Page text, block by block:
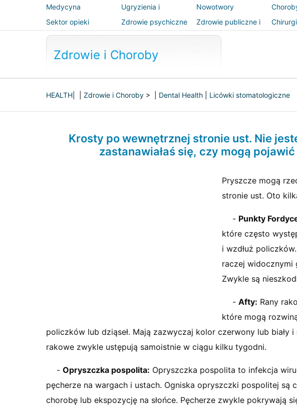
Medycyna
alternatywna
Ugryzienia i
użądlenia
Nowotwory
Sektor opieki
zdrowotnej
Zdrowie psychiczne
Zdrowie publiczne i
bezpieczeństwo
Zdrowie i Choroby
HEALTH Zdrowie i Choroby > | Dental Health Licówki stomatologiczne
Krosty po wewnętrznej stronie ust. Nie
zastanawiałaś się, czy mogą
Pryszcze mogą
stronie ust. Oto
- Punkty
które często
i wzdłuż
raczej widocznymi
Zwykle są
- Afty: Rany
które mogą
policzków lub dziąseł. Mają zazwyczaj kolor czerwony lub biały
rakowe zwykle ustępują samoistnie w ciągu kilku tygodni.
- Opryszczka pospolita: Opryszczka pospolita to infekcja
pęcherze na wargach i ustach. Ogniska opryszczki pospolitej są
chorobę lub ekspozycję na słońce. Pęcherze zwykle pokrywają